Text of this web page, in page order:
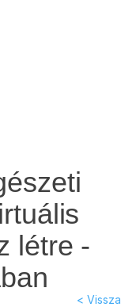
létre -
< Vissza